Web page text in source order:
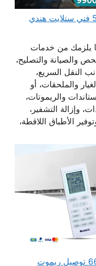
فني ستلايت المطلاع 52227330 فني ستلايت هندي
يلزمك من خدمات
والصيانة والتصليح،
النقل السريع،
والملحقات، أو
والريموتات،
وإزالة التشفير،
الأطباق اللاقطة،
توصيل ريموت للمنزل 66041166 توصيل ريموت